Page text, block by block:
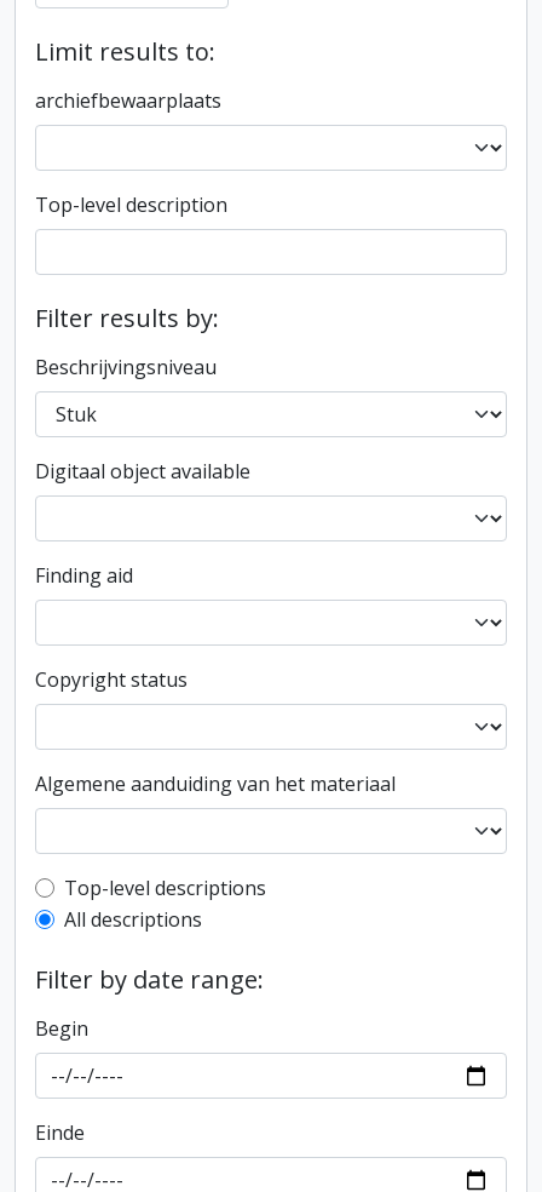
Limit results to:
archiefbewaarplaats
Top-level description
Filter results by:
Beschrijvingsniveau
Digitaal object available
Finding aid
Copyright status
Algemene aanduiding van het materiaal
Top-level description filter
Top-level descriptions
All descriptions
Filter by date range:
Begin
Einde